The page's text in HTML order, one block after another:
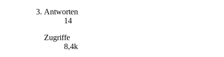
Antworten
14
Zugriffe
8,4k